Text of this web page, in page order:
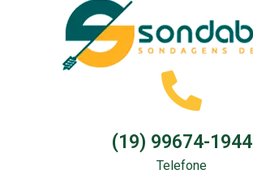
(19) 99674-1944
Telefone